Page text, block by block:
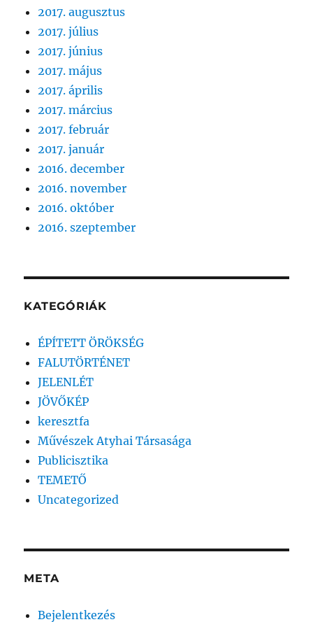
2017. augusztus
2017. július
2017. június
2017. május
2017. április
2017. március
2017. február
2017. január
2016. december
2016. november
2016. október
2016. szeptember
KATEGÓRIÁK
ÉPÍTETT ÖRÖKSÉG
FALUTÖRTÉNET
JELENLÉT
JÖVŐKÉP
keresztfa
Művészek Atyhai Társasága
Publicisztika
TEMETŐ
Uncategorized
META
Bejelentkezés